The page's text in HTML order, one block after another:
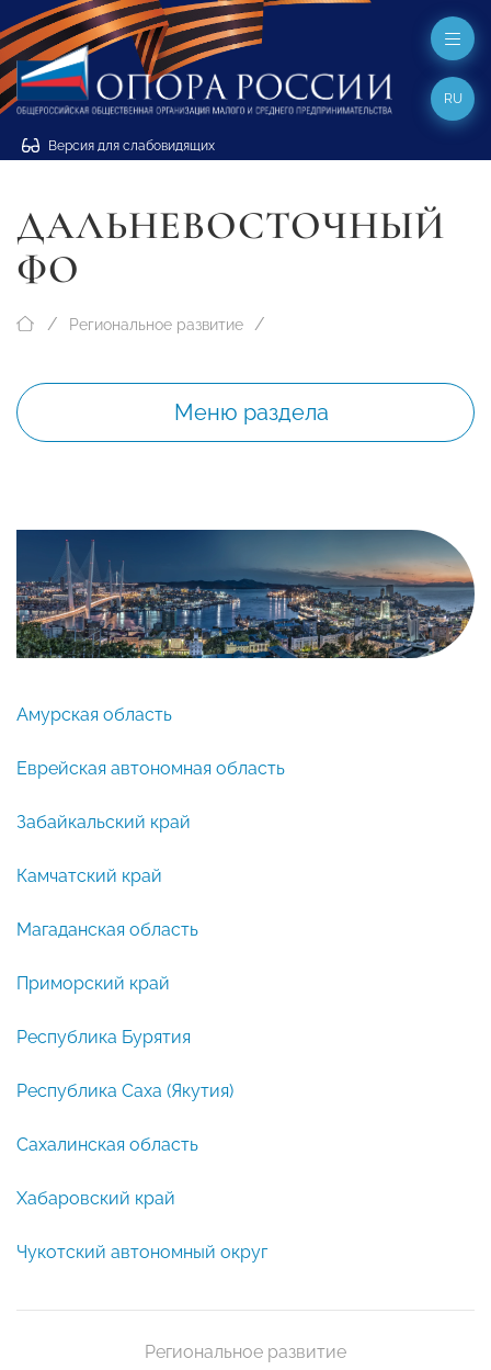
Версия для слабовидящих
RU
ДАЛЬНЕВОСТОЧНЫЙ
ФО
Региональное развитие
Меню раздела
Амурская область
Еврейская автономная область
Забайкальский край
Камчатский край
Магаданская область
Приморский край
Республика Бурятия
Республика Саха (Якутия)
Сахалинская область
Хабаровский край
Чукотский автономный округ
Региональное развитие